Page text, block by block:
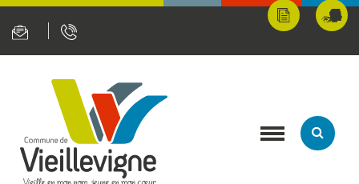
Mes
démarches
Toggle
Panneau de gestion des cookies